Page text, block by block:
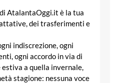
AtalantaOggi.it è la tua
dei trasferimenti e
indiscrezione, ogni
ogni accordo in via di
a quella invernale,
stagione: nessuna voce